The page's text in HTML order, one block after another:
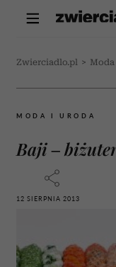
Zwierciadlo.pl >
MODA I URODA
Baji –
12 SIERPNIA 2013